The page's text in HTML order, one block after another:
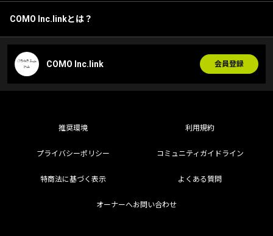
COMO Inc.linkとは？
COMO Inc.link 会員登録
推奨環境 利用規約
プライバシーポリシー コミュニティガイドライン
特商法に基づく表示 よくある質問
オーナーへお問い合わせ